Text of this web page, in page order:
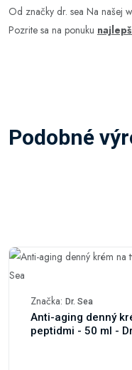
Od značky dr. sea Na našej
Pozrite sa na ponuku
Podobné
Značka: Dr. Sea
Anti-aging denný
peptidmi - 50 ml -